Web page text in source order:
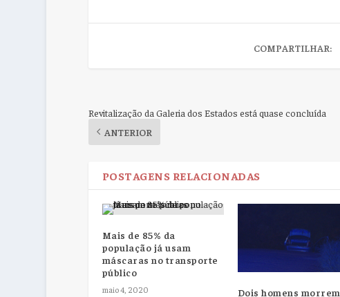
COMPARTILHAR:
Revitalização da Galeria dos Estados está quase concluída
ANTERIOR
POSTAGENS RELACIONADAS
Mais de 85% da
população já usam
máscaras no transporte
público
maio 4, 2020 Dois homens morrem